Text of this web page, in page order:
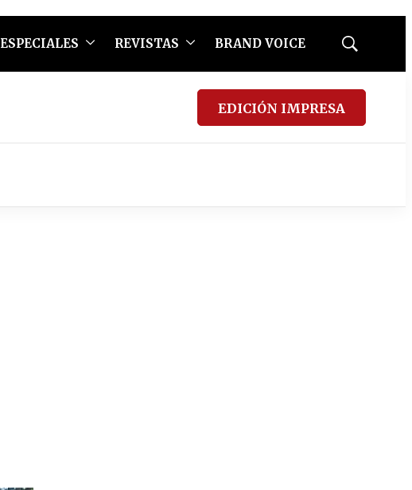
ESPECIALES REVISTAS BRAND VOICE
Mostrar
EDICIÓN IMPRESA